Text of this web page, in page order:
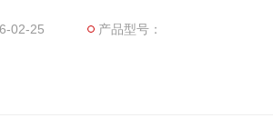
02-25 产品型号：